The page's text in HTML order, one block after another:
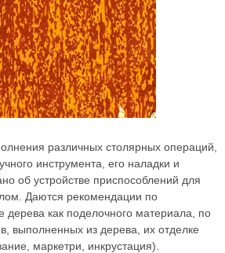
различных столярных операций,
инструмента, его наладки и
об устройстве приспособлений для
Даются рекомендации по
дерева как поделочного материала, по
выполненных из дерева, их отделке
маркетри, инкрустация).